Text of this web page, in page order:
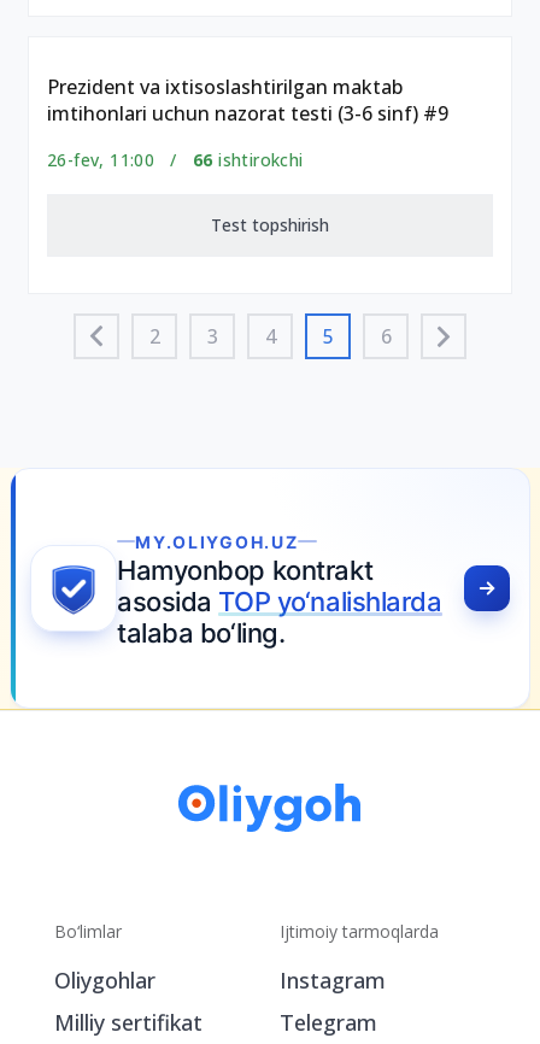
Prezident va ixtisoslashtirilgan maktab
imtihonlari uchun nazorat testi (3-6 sinf) #9
26-fev, 11:00 / 66 ishtirokchi
Test topshirish
2 3 4 5 6
MY.OLIYGOH.UZ
Hamyonbop kontrakt
asosida TOP yo‘nalishlarda
talaba bo‘ling.
Bo‘limlar
Oliygohlar
Milliy sertifikat
Ijtimoiy tarmoqlarda
Instagram
Telegram